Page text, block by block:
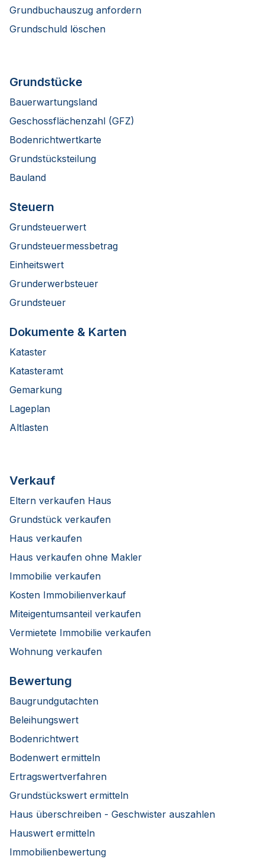
Grundbuchauszug anfordern
Grundschuld löschen
Grundstücke
Bauerwartungsland
Geschossflächenzahl (GFZ)
Bodenrichtwertkarte
Grundstücksteilung
Bauland
Steuern
Grundsteuerwert
Grundsteuermessbetrag
Einheitswert
Grunderwerbsteuer
Grundsteuer
Dokumente & Karten
Kataster
Katasteramt
Gemarkung
Lageplan
Altlasten
Verkauf
Eltern verkaufen Haus
Grundstück verkaufen
Haus verkaufen
Haus verkaufen ohne Makler
Immobilie verkaufen
Kosten Immobilienverkauf
Miteigentumsanteil verkaufen
Vermietete Immobilie verkaufen
Wohnung verkaufen
Bewertung
Baugrundgutachten
Beleihungswert
Bodenrichtwert
Bodenwert ermitteln
Ertragswertverfahren
Grundstückswert ermitteln
Haus überschreiben - Geschwister auszahlen
Hauswert ermitteln
Immobilienbewertung